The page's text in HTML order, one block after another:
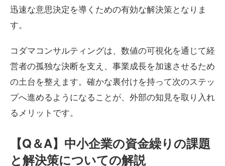
迅速な意思決定を導くための有効な解決策となりま
す。
コダマコンサルティングは、数値の可視化を通じて経
営者の孤独な決断を支え、事業成長を加速させるため
の土台を整えます。確かな裏付けを持って次のステッ
プへ進めるようになることが、外部の知見を取り入れ
るメリットです。
【Q＆A】中小企業の資金繰りの課題
と解決策についての解説